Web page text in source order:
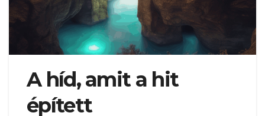
A híd, amit a hit
épített